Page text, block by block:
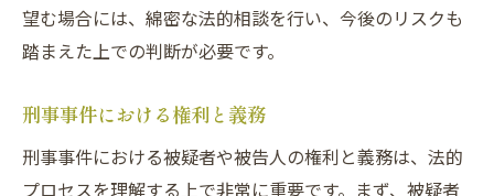
望む場合には、綿密な法的相談を行い、今後のリスクも
踏まえた上での判断が必要です。
刑事事件における権利と義務
刑事事件における被疑者や被告人の権利と義務は、法的
プロセスを理解する上で非常に重要です。まず、被疑者